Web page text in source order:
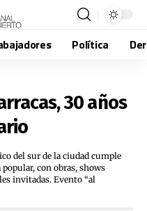
Política
30 años
del sur de la ciudad cumple
con obras, shows
invitadas. Evento “al